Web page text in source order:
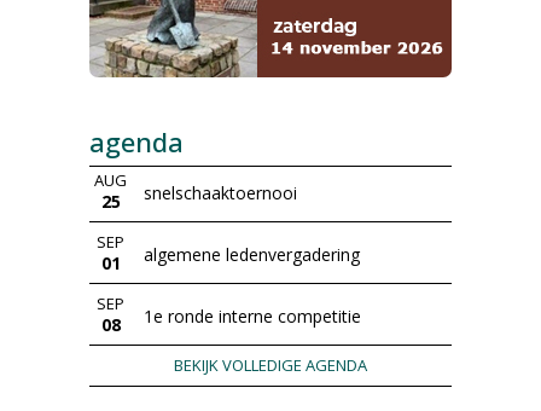
agenda
AUG
25 snelschaaktoernooi
SEP
01 algemene ledenvergadering
SEP
08 1e ronde interne competitie
BEKIJK VOLLEDIGE AGENDA